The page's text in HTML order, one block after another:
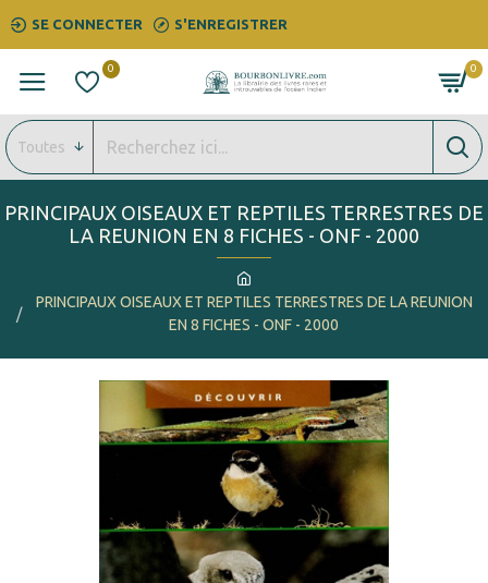
SE CONNECTER S'ENREGISTRER
0 0
Toutes
PRINCIPAUX OISEAUX ET REPTILES TERRESTRES DE LA REUNION
EN 8 FICHES - ONF - 2000
PRINCIPAUX OISEAUX ET REPTILES TERRESTRES DE
LA REUNION EN 8 FICHES - ONF - 2000